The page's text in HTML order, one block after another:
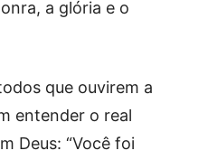
a glória e o
que ouvirem a
entender o real
Deus: “Você foi